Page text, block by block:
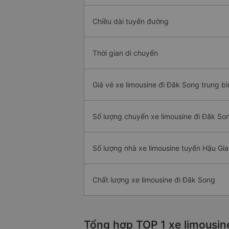
Chiều dài tuyến đường
Thời gian di chuyển
Giá vé xe limousine đi Đăk Song trung
Số lượng chuyến xe limousine đi Đăk
Số lượng nhà xe limousine tuyến Hậu
Chất lượng xe limousine đi Đăk Song
Tổng hợp TOP 1 xe